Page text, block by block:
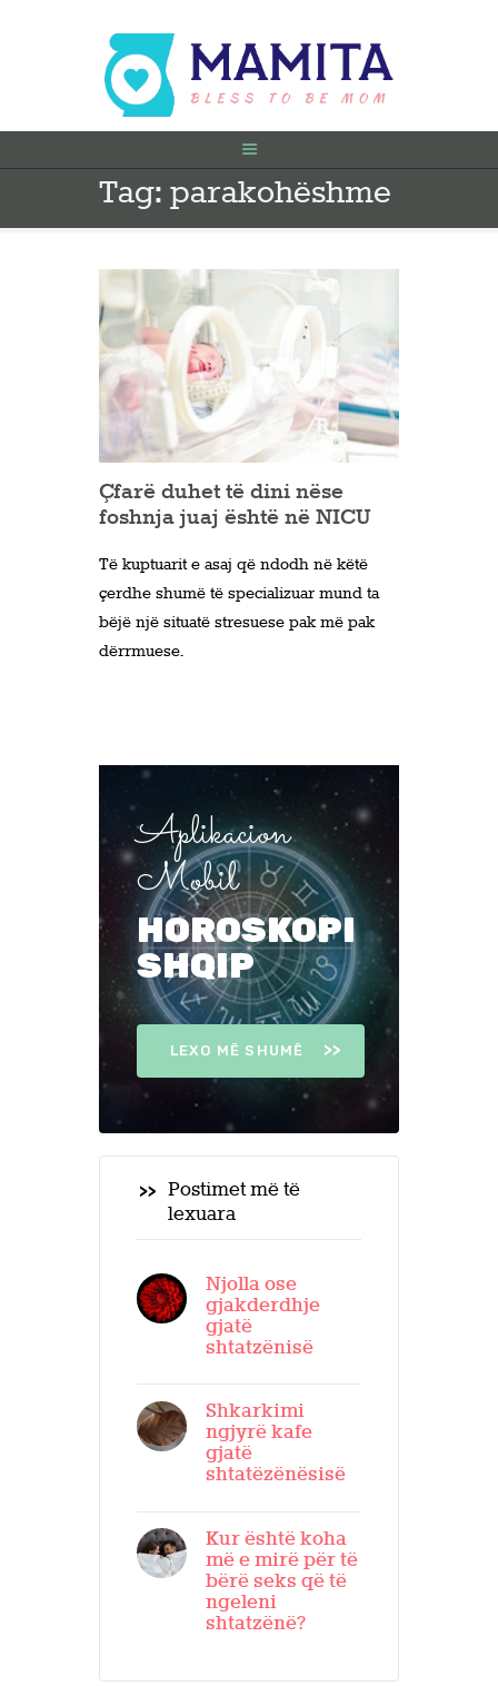
Tag: parakohëshme
FILLIMI
PARA SHTATËZANIE
VITI I PARË
KONTAKT
Çfarë duhet të dini nëse
foshnja juaj është në NICU
Të kuptuarit e asaj që ndodh në këtë
çerdhe shumë të specializuar mund ta
bëjë një situatë stresuese pak më pak
dërrmuese.
Aplikacion
Mobil
HOROSKOPI
SHQIP
LEXO MË SHUMË
Postimet më të
lexuara
Njolla ose
gjakderdhje
gjatë
shtatzënisë
Shkarkimi
ngjyrë kafe
gjatë
shtatëzënësisë
Kur është koha
më e mirë për të
bërë seks që të
ngeleni
shtatzënë?